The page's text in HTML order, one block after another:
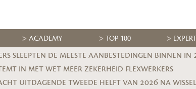
ACADEMY TOP 100
sleepten de meeste aanbestedingen binnen in
in met wet meer zekerheid flexwerkers
uitdagende tweede helft van 2026 na